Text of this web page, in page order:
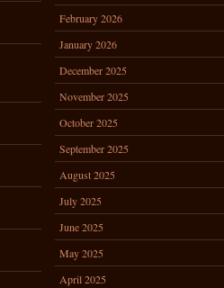
February 2026
January 2026
December 2025
November 2025
October 2025
September 2025
August 2025
July 2025
June 2025
May 2025
April 2025